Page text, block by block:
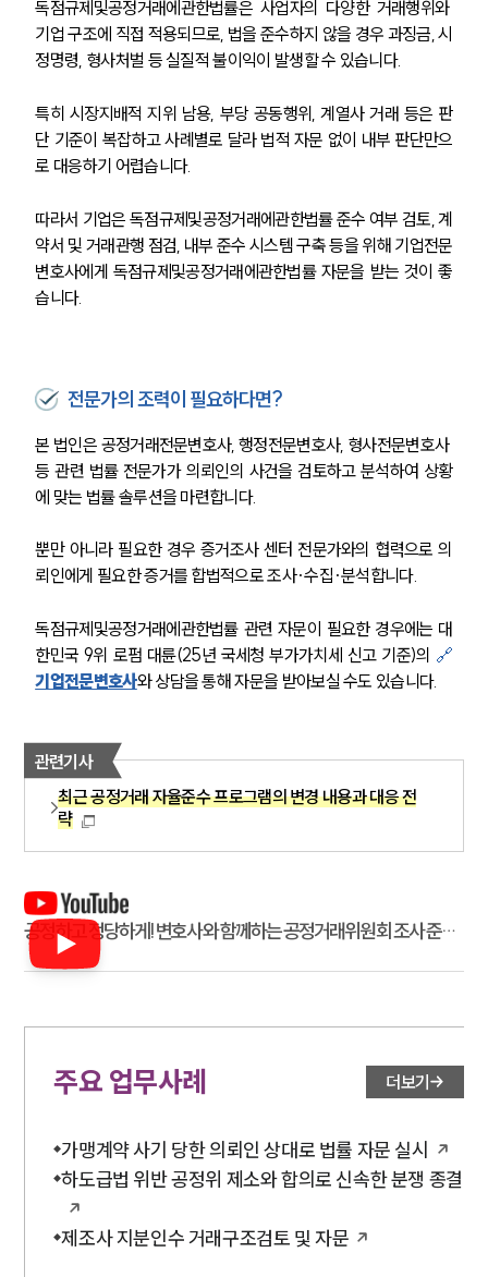
그룹소개
대륜의 강점
기업의뢰인을 위한 장점
업무협력·법률자문 기업
오시는 길
글로벌 파트너 로펌
고객의 소리
AI대륜
INSIGHT
법률정보
법률지식인
NEWS
언론보도
공지사항
법률 블로그
뉴스레터/브로슈어
세미나
독점규제및공정거래에관한법률은 사업자의 다양한 거래행위와
기업 구조에 직접 적용되므로, 법을 준수하지 않을 경우 과징금, 시
정명령, 형사처벌 등 실질적 불이익이 발생할 수 있습니다.
특히 시장지배적 지위 남용, 부당 공동행위, 계열사 거래 등은 판
단 기준이 복잡하고 사례별로 달라 법적 자문 없이 내부 판단만으
로 대응하기 어렵습니다.
따라서 기업은 독점규제및공정거래에관한법률 준수 여부 검토, 계
약서 및 거래관행 점검, 내부 준수 시스템 구축 등을 위해 기업전문
변호사에게 독점규제및공정거래에관한법률 자문을 받는 것이 좋
습니다.
전문가의 조력이 필요하다면?
본 법인은 공정거래전문변호사, 행정전문변호사, 형사전문변호사
등 관련 법률 전문가가 의뢰인의 사건을 검토하고 분석하여 상황
에 맞는 법률 솔루션을 마련합니다.
뿐만 아니라 필요한 경우 증거조사 센터 전문가와의 협력으로 의
뢰인에게 필요한 증거를 합법적으로 조사·수집·분석합니다.
독점규제및공정거래에관한법률 관련 자문이 필요한 경우에는 대
한민국 9위 로펌 대륜(25년 국세청 부가가치세 신고 기준)의 🔗
기업전문변호사와 상담을 통해 자문을 받아보실 수도 있습니다.
관련기사
최근 공정거래 자율준수 프로그램의 변경 내용과 대응 전
략
공정하고 정당하게! 변호사와 함께하는 공정거래위원회 조사 준비
캠페인
주요 업무사례 더보기
가맹계약 사기 당한 의뢰인 상대로 법률 자문 실시
하도급법 위반 공정위 제소와 합의로 신속한 분쟁 종결
제조사 지분인수 거래구조검토 및 자문